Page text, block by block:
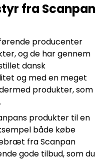
fra Scanpan
producenter
og de har gennem
dansk
og med en meget
produkter, som
produkter til en
både købe
fra Scanpan
gode tilbud, som du